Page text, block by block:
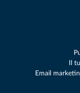
Il
Email